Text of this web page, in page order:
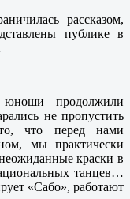
рассказом,
публике в
продолжили
не пропустить
что перед нами
мы практически
краски в
танцев…
«Сабо», работают